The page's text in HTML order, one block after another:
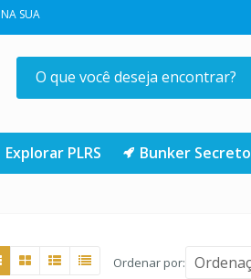
PRIMEIRA COMPRA NA LOJA | CLIQUE AQUI
Explorar PLRS Bunker Secreto
Ordenar por: